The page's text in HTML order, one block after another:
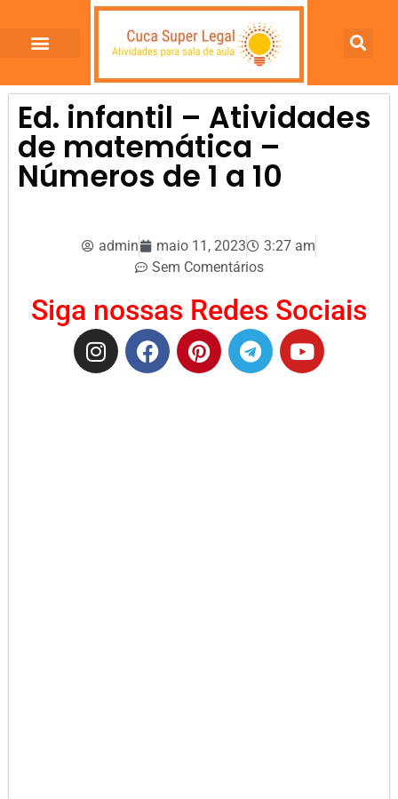
Ed. infantil – Atividades
de matemática –
Números de 1 a 10
admin maio 11, 2023
3:27 am
Sem Comentários
Siga nossas Redes Sociais